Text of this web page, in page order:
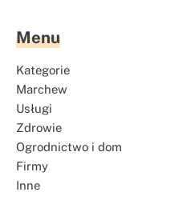
Menu
Kategorie
Marchew
Usługi
Zdrowie
Ogrodnictwo i dom
Firmy
Inne